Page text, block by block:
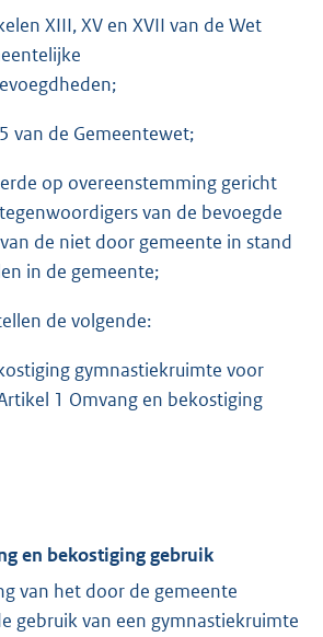
XIII, XV en XVII van de Wet
van de Gemeentewet;
op overeenstemming gericht
van de bevoegde
de niet door gemeente in stand
in de gemeente;
de volgende:
gymnastiekruimte voor
1 Omvang en bekostiging
en bekostiging gebruik
van het door de gemeente
gebruik van een gymnastiekruimte